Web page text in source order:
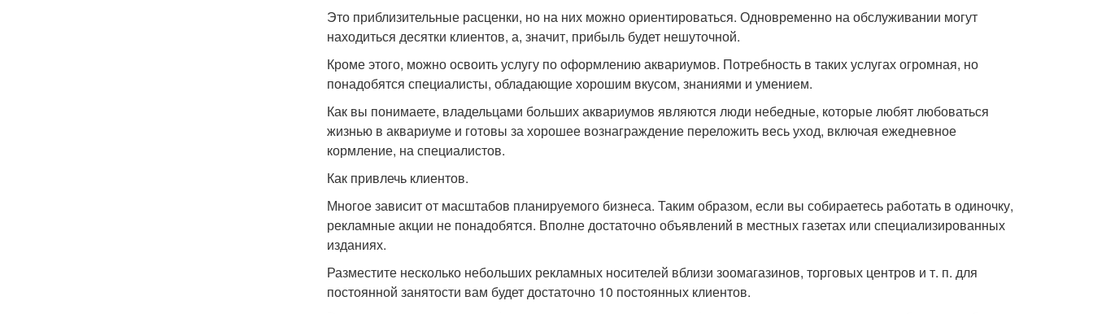
Это приблизительные расценки, но на них можно ориентироваться. Одновременно на обслуживании могут
находиться десятки клиентов, а, значит, прибыль будет нешуточной.
Кроме этого, можно освоить услугу по оформлению аквариумов. Потребность в таких услугах огромная, но
понадобятся специалисты, обладающие хорошим вкусом, знаниями и умением.
Как вы понимаете, владельцами больших аквариумов являются люди небедные, которые любят любоваться
жизнью в аквариуме и готовы за хорошее вознаграждение переложить весь уход, включая ежедневное
кормление, на специалистов.
Как привлечь клиентов.
Многое зависит от масштабов планируемого бизнеса. Таким образом, если вы собираетесь работать в одиночку,
рекламные акции не понадобятся. Вполне достаточно объявлений в местных газетах или специализированных
изданиях.
Разместите несколько небольших рекламных носителей вблизи зоомагазинов, торговых центров и т. п. для
постоянной занятости вам будет достаточно 10 постоянных клиентов.